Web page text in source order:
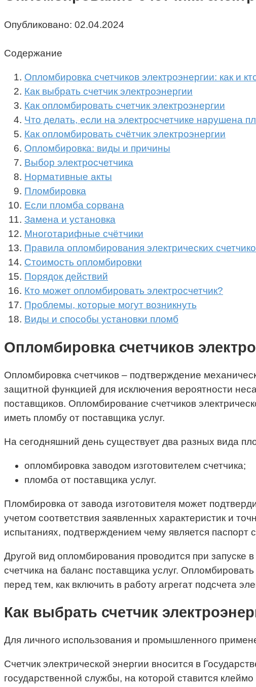
Опубликовано: 02.04.2024
Содержание
Опломбировка счетчиков электроэнергии: как и
Как выбрать счетчик электроэнергии
Как опломбировать счетчик электроэнергии
Что делать, если на электросчетчике нарушена
Как опломбировать счётчик электроэнергии
Опломбировка: виды и причины
Выбор электросчетчика
Нормативные акты
Пломбировка
Если пломба сорвана
Замена и установка
Многотарифные счётчики
Правила опломбирования электрических
Стоимость опломбировки
Порядок действий
Кто может опломбировать электросчетчик?
Проблемы, которые могут возникнуть
Виды и способы установки пломб
Опломбировка счетчиков
Опломбировка счетчиков – подтверждение
защитной функцией для исключения вероятности
поставщиков. Опломбирование счетчиков
иметь пломбу от поставщика услуг.
На сегодняшний день существует два разных вида
опломбировка заводом изготовителем счетчика;
пломба от поставщика услуг.
Пломбировка от завода изготовителя может
учетом соответствия заявленных характеристик и
испытаниях, подтверждением чему является паспорт
Другой вид опломбирования проводится при запуске
счетчика на баланс поставщика услуг.
перед тем, как включить в работу агрегат подсчета
Как выбрать счетчик
Для личного использования и промышленного
Счетчик электрической энергии вносится в
государственной службы, на которой ставится